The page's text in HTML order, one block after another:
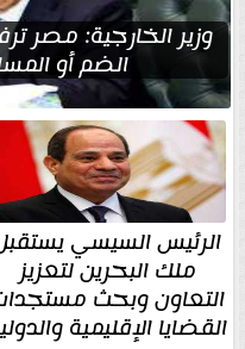
وزير الخارجية: مصر
الضم أو
الرئيس السيسي
ملك البحرين لتعزيز
التعاون وبحث
القضايا الإقليمية